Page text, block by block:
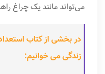
می‌تواند مانند یک چراغ
در بخشی از کتاب
زندگی می خوانیم: